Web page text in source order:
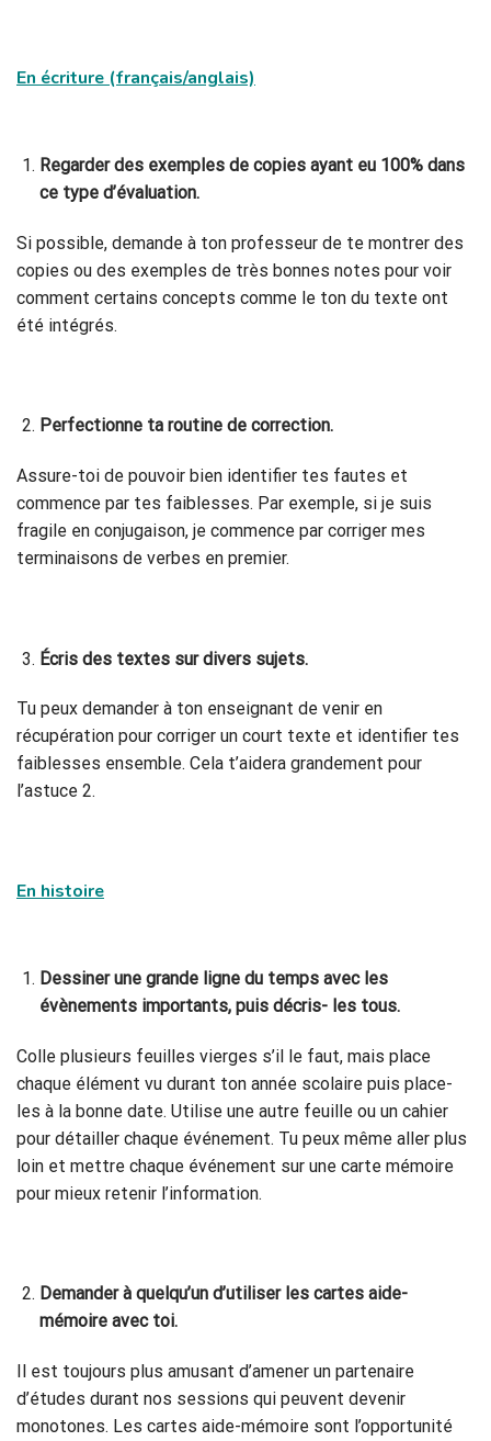
En écriture (français/anglais)
Regarder des exemples de copies ayant eu 100% dans
ce type d’évaluation.
Si possible, demande à ton professeur de te montrer des
copies ou des exemples de très bonnes notes pour voir
comment certains concepts comme le ton du texte ont
été intégrés.
Perfectionne ta routine de correction.
Assure-toi de pouvoir bien identifier tes fautes et
commence par tes faiblesses. Par exemple, si je suis
fragile en conjugaison, je commence par corriger mes
terminaisons de verbes en premier.
Écris des textes sur divers sujets.
Tu peux demander à ton enseignant de venir en
récupération pour corriger un court texte et identifier tes
faiblesses ensemble. Cela t’aidera grandement pour
l’astuce 2.
En histoire
Dessiner une grande ligne du temps avec les
évènements importants, puis décris- les tous.
Colle plusieurs feuilles vierges s’il le faut, mais place
chaque élément vu durant ton année scolaire puis place-
les à la bonne date. Utilise une autre feuille ou un cahier
pour détailler chaque événement. Tu peux même aller plus
loin et mettre chaque événement sur une carte mémoire
pour mieux retenir l’information.
Demander à quelqu’un d’utiliser les cartes aide-
mémoire avec toi.
Il est toujours plus amusant d’amener un partenaire
d’études durant nos sessions qui peuvent devenir
monotones. Les cartes aide-mémoire sont l’opportunité